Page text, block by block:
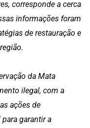
corresponde a cerca
informações foram
de restauração e
da Mata
ilegal, com a
ações de
garantir a